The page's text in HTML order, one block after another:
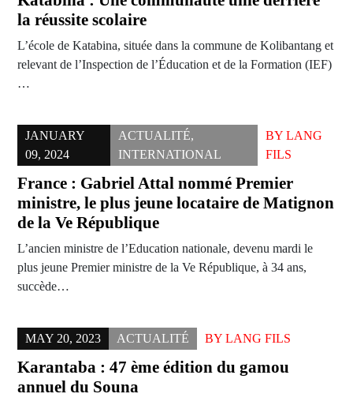
la réussite scolaire
L’école de Katabina, située dans la commune de Kolibantang et
relevant de l’Inspection de l’Éducation et de la Formation (IEF)
…
JANUARY
09, 2024
ACTUALITÉ,
INTERNATIONAL
BYLANG
FILS
France : Gabriel Attal nommé Premier
ministre, le plus jeune locataire de Matignon
de la Ve République
L’ancien ministre de l’Education nationale, devenu mardi le
plus jeune Premier ministre de la Ve République, à 34 ans,
succède…
MAY 20, 2023 ACTUALITÉ BY LANG FILS
Karantaba : 47 ème édition du gamou
annuel du Souna